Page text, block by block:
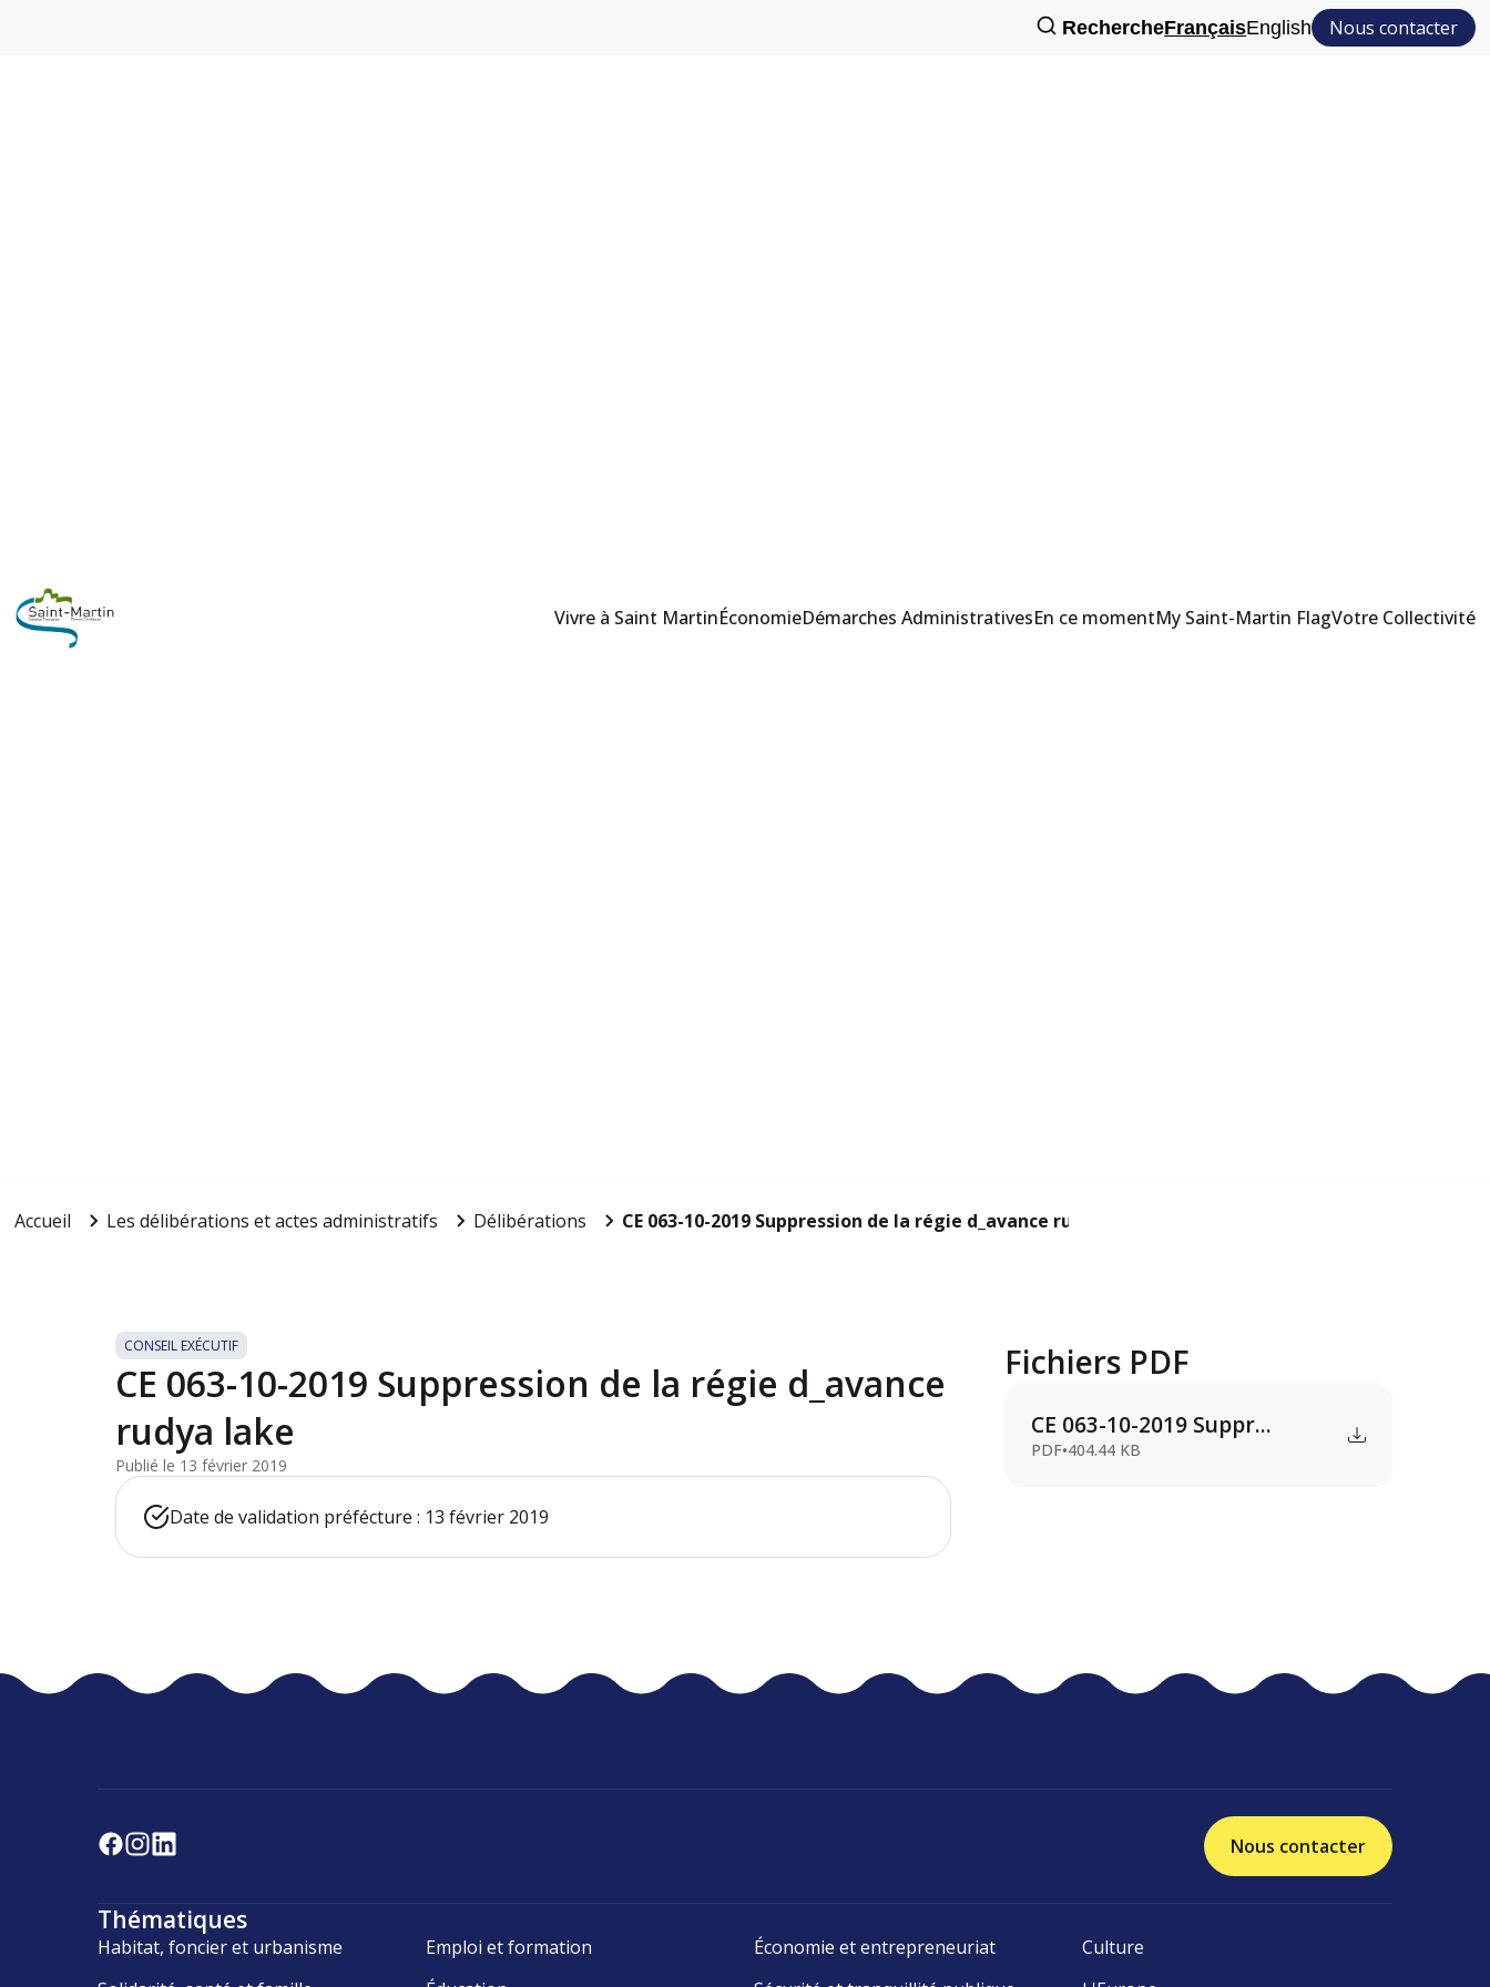
RechercheFrançaisEnglish Nous contacter
Vivre à Saint MartinÉconomieDémarches AdministrativesEn ce momentMy Saint-Martin FlagVotre Collectivité
Accueil Les délibérations et actes administratifs Délibérations CE 063-10-2019 Suppression de la régie d_avance rudya lake
CONSEIL EXÉCUTIF
CE 063-10-2019 Suppression de la régie d_avance
rudya lake
Publié le 13 février 2019
Date de validation préfécture : 13 février 2019
Fichiers PDF
CE 063-10-2019 Suppr...
PDF•404.44 KB
Nous contacter
Thématiques
Habitat, foncier et urbanisme Emploi et formation Économie et entrepreneuriat
Culture